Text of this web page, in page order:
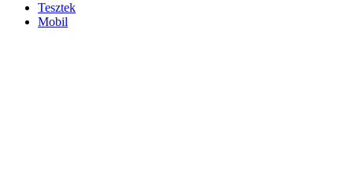
Tesztek
Mobil